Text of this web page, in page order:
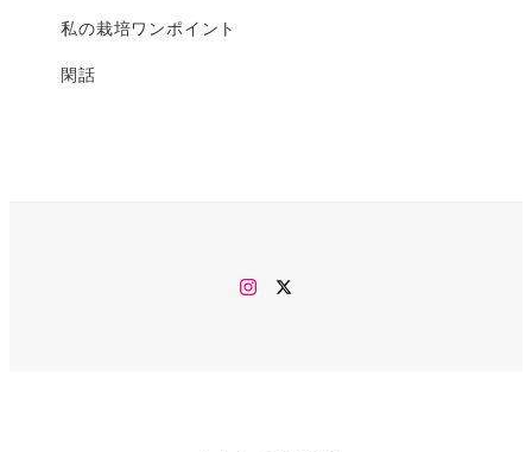
私の栽培ワンポイント
閑話
Instagram